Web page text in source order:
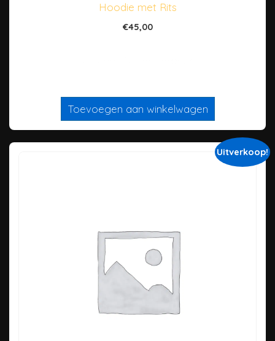
Hoodie met Rits
€45,00
Toevoegen aan winkelwagen
Uitverkoop!